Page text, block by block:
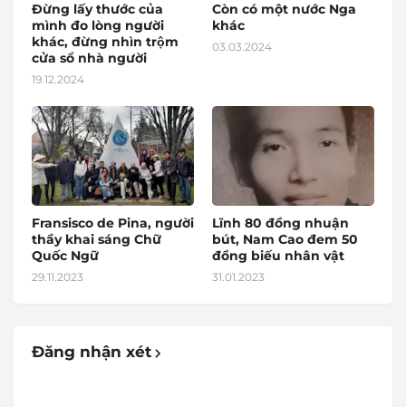
Đừng lấy thước của
mình đo lòng người
khác, đừng nhìn trộm
cửa sổ nhà người
19.12.2024
Còn có một nước Nga
khác
03.03.2024
Fransisco de Pina, người
thầy khai sáng Chữ
Quốc Ngữ
29.11.2023
Lĩnh 80 đồng nhuận
bút, Nam Cao đem 50
đồng biếu nhân vật
31.01.2023
Đăng nhận xét